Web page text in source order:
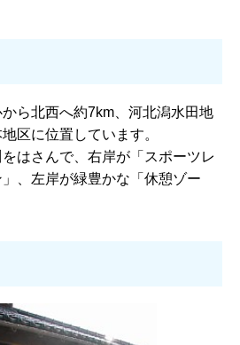
ら北西へ約7km、河北潟水田地
区に位置しています。
はさんで、右岸が「スポーツレ
、左岸が緑豊かな「休憩ゾー